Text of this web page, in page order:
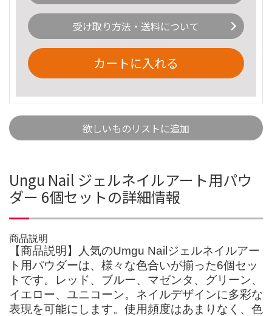
受け取り方法・送料について
カートに入れる
欲しいものリストに追加
Ungu Nail ジェルネイルアート用パウ
ダー 6個セットの詳細情報
商品説明
【商品説明】人気のUmgu Nailジェルネイルアー
ト用パウダーは、様々な色合いが揃った6個セッ
トです。レッド、ブルー、マゼンタ、グリーン、
イエロー、ユニコーン。ネイルデザインに多彩な
表現を可能にします。使用頻度はあまりなく、色